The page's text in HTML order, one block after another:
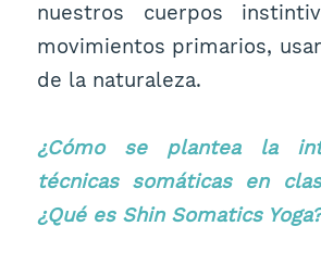
nuestros cuerpos
movimientos primarios,
de la naturaleza.
¿Cómo se plantea la
técnicas somáticas en
¿Qué es Shin Somatics Yoga?